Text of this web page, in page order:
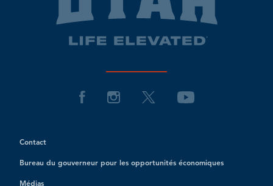
Contact
Bureau du gouverneur pour les opportunités économiques
Médias